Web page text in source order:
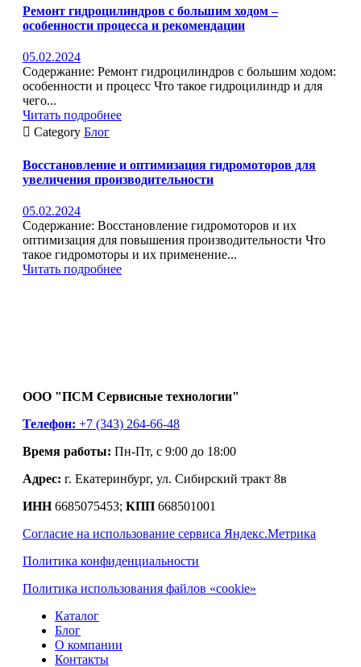
Ремонт гидроцилиндров с большим ходом –
особенности процесса и рекомендации
05.02.2024
Содержание: Ремонт гидроцилиндров с большим ходом:
особенности и процесс Что такое гидроцилиндр и для
чего...
Читать подробнее
 Category Блог
Восстановление и оптимизация гидромоторов для
увеличения производительности
05.02.2024
Содержание: Восстановление гидромоторов и их
оптимизация для повышения производительности Что
такое гидромоторы и их применение...
Читать подробнее
ООО "ПСМ Сервисные технологии"
Телефон: +7 (343) 264-66-48
Время работы: Пн-Пт, с 9:00 до 18:00
Адрес: г. Екатеринбург, ул. Сибирский тракт 8в
ИНН6685075453; КПП 668501001
Согласие на использование сервиса Яндекс.Метрика
Политика конфиденциальности
Политика использования файлов «cookie»
Каталог
Блог
О компании
Контакты